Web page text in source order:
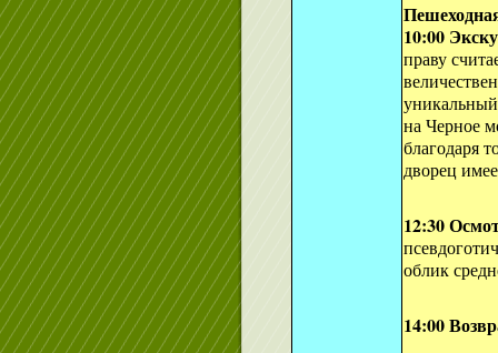
10:00
праву
на Черное
благодаря
дворец
12:30
облик
14:00